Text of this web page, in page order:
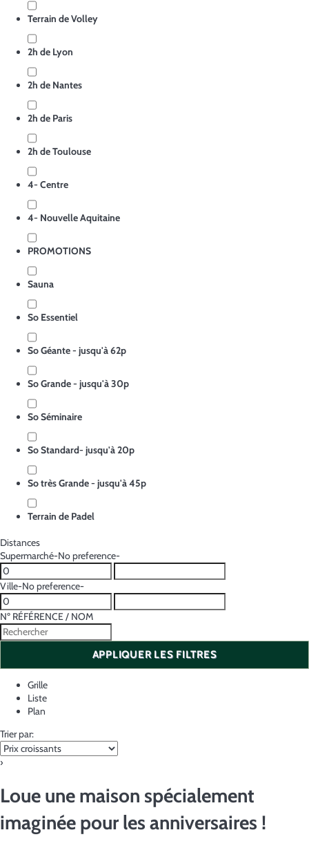
Terrain de Volley
2h de Lyon
2h de Nantes
2h de Paris
2h de Toulouse
4- Centre
4- Nouvelle Aquitaine
PROMOTIONS
Sauna
So Essentiel
So Géante - jusqu'à 62p
So Grande - jusqu'à 30p
So Séminaire
So Standard- jusqu'à 20p
So très Grande - jusqu'à 45p
Terrain de Padel
Distances
Supermarché-No preference-
Ville-No preference-
Nº RÉFÉRENCE / NOM
APPLIQUER LES FILTRES
Grille
Liste
Plan
Trier par:
›
Loue une maison spécialement
imaginée pour les anniversaires !